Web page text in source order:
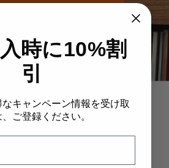
送料無料
ご注文で配送可能です
時に10%割
引
キャンペーン情報を受け取
ご登録ください。